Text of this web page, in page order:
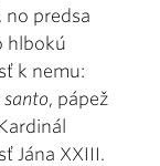
predsa
hlbokú
k nemu:
santo, pápež
Jána XXIII.